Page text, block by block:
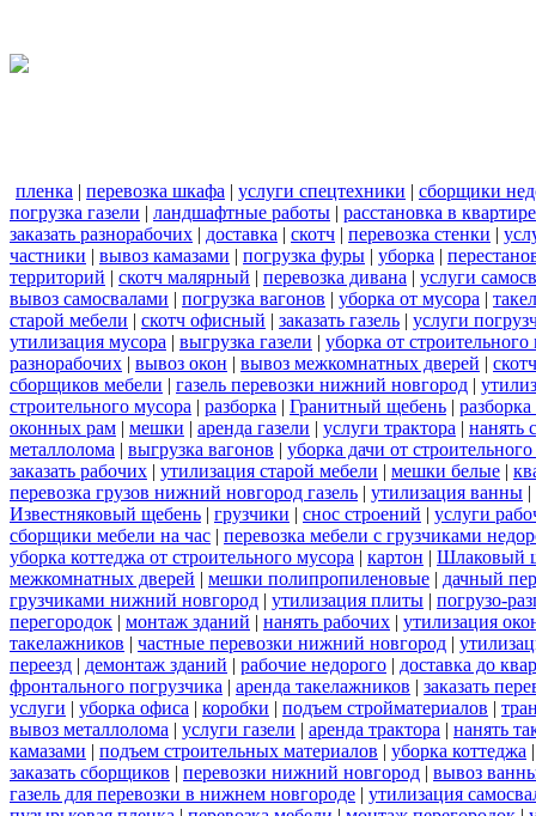
пленка | перевозка шкафа | услуги спецтехники | сборщики
погрузка газели | ландшафтные работы | расстановка в квартире
заказать разнорабочих | доставка | скотч | перевозка стенки |
частники | вывоз камазами | погрузка фуры | уборка |
территорий | скотч малярный | перевозка дивана | услуги
вывоз самосвалами | погрузка вагонов | уборка от мусора |
старой мебели | скотч офисный | заказать газель | услуги
утилизация мусора | выгрузка газели | уборка от строительного
разнорабочих | вывоз окон | вывоз межкомнатных дверей |
сборщиков мебели | газель перевозки нижний новгород |
строительного мусора | разборка | Гранитный щебень |
оконных рам | мешки | аренда газели | услуги трактора | нанять
металлолома | выгрузка вагонов | уборка дачи от
заказать рабочих | утилизация старой мебели | мешки белые |
перевозка грузов нижний новгород газель | утилизация ванны |
Известняковый щебень | грузчики | снос строений | услуги
сборщики мебели на час | перевозка мебели с грузчиками
уборка коттеджа от строительного мусора | картон | Шлаковый
межкомнатных дверей | мешки полипропиленовые | дачный
грузчиками нижний новгород | утилизация плиты | погрузо-
перегородок | монтаж зданий | нанять рабочих | утилизация
такелажников | частные перевозки нижний новгород |
переезд | демонтаж зданий | рабочие недорого | доставка до
фронтального погрузчика | аренда такелажников | заказать
услуги | уборка офиса | коробки | подъем стройматериалов |
вывоз металлолома | услуги газели | аренда трактора | нанять
камазами | подъем строительных материалов | уборка коттеджа
заказать сборщиков | перевозки нижний новгород | вывоз
газель для перевозки в нижнем новгороде | утилизация